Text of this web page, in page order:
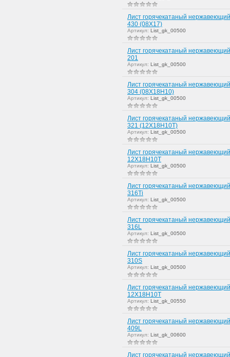
Лист горячекатаный
430 (08Х17)
Артикул: List_gk_00500
Лист горячекатаный
201
Артикул: List_gk_00500
Лист горячекатаный
304 (08Х18Н10)
Артикул: List_gk_00500
Лист горячекатаный
321 (12Х18Н10Т)
Артикул: List_gk_00500
Лист горячекатаный
12Х18Н10Т
Артикул: List_gk_00500
Лист горячекатаный
316Ti
Артикул: List_gk_00500
Лист горячекатаный
316L
Артикул: List_gk_00500
Лист горячекатаный
310S
Артикул: List_gk_00500
Лист горячекатаный
12Х18Н10Т
Артикул: List_gk_00550
Лист горячекатаный
409L
Артикул: List_gk_00600
Лист горячекатаный